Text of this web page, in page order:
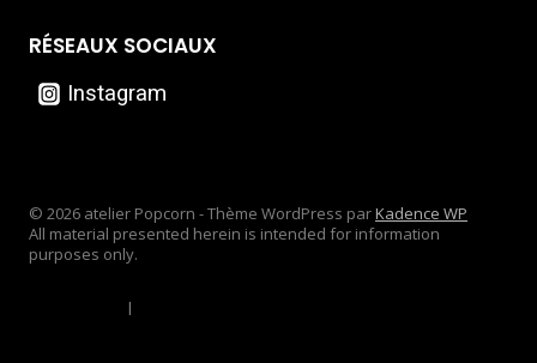
RÉSEAUX SOCIAUX
Instagram
© 2026 atelier Popcorn - Thème WordPress parKadence WP
All material presented herein is intended for information
purposes only.
|